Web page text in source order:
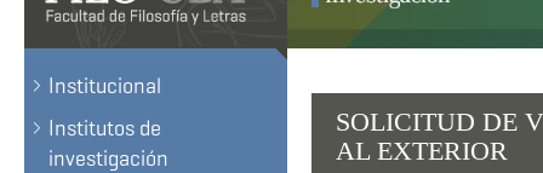
Institucional
Institutos de
investigación
SOLICITUD DE
AL EXTERIOR